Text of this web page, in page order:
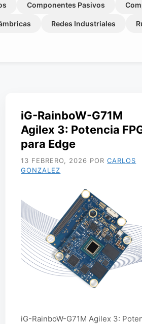
Componentes Pasivos
Redes Industriales
iG-RainboW-G71M
Agilex 3: Potencia
para Edge
13 FEBRERO, 2026 PORCARLOS
GONZALEZ
iG-RainboW-G71M Agilex 3: